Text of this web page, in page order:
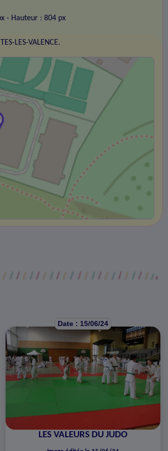
- Hauteur : 804 px
LES-VALENCE.
Date : 15/06/24
LES VALEURS DU JUDO